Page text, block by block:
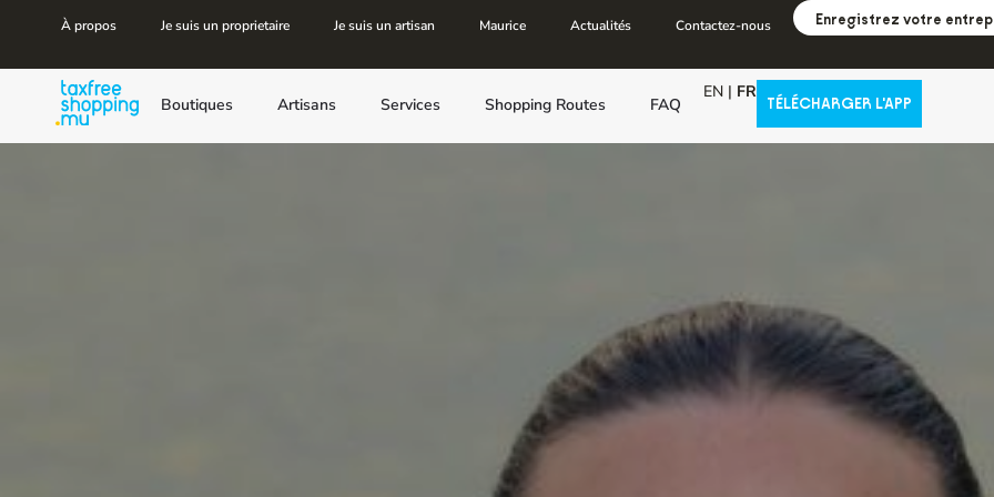
Enregistrez votre
À propos Je suis un proprietaire Je suis un artisan Maurice Actualités Contactez-nous
Boutiques Artisans Services Shopping Routes FAQ
EN | FR
TÉLÉCHARGER L'APP